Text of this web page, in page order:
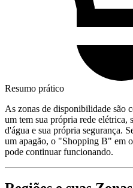
Resumo prático
As zonas de disponibilidade são
um tem sua própria rede elétrica,
d'água e sua própria segurança.
um apagão, o "Shopping B" em
pode continuar funcionando.